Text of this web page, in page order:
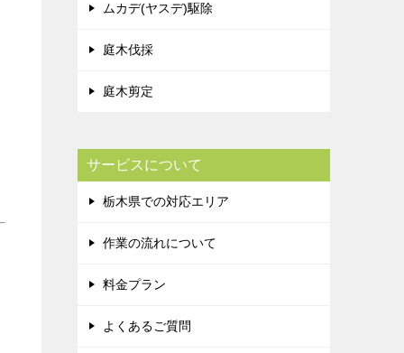
ムカデ(ヤスデ)駆除
庭木伐採
庭木剪定
サービスについて
栃木県での対応エリア
作業の流れについて
料金プラン
よくあるご質問